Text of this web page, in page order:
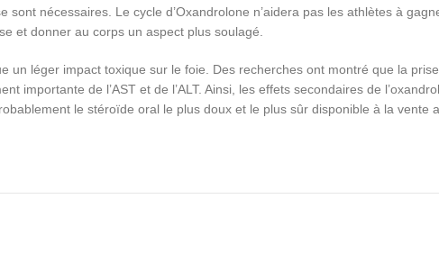
sont nécessaires. Le cycle d’Oxandrolone n’aidera pas les athlètes à
et donner au corps un aspect plus soulagé.
un léger impact toxique sur le foie. Des recherches ont montré que la
importante de l’AST et de l’ALT. Ainsi, les effets secondaires de
le stéroïde oral le plus doux et le plus sûr disponible à la vente